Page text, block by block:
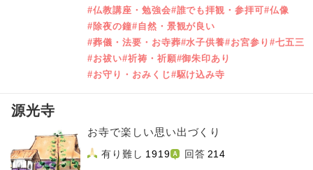
#仏教講座・勉強会#誰でも拝観・参拝可#仏像
#除夜の鐘#自然・景観が良い
#葬儀・法要・お寺葬#水子供養#お宮参り #七五三
#お祓い#祈祷・祈願#御朱印あり
#お守り・おみくじ#駆け込み寺
源光寺
お寺で楽しい思い出づくり
有り難し 1919 回答 214